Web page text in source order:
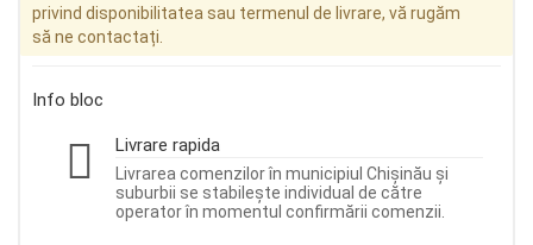
privind disponibilitatea sau termenul de livrare, vă rugăm
să ne contactați.
Info bloc
Livrare rapida
Livrarea comenzilor în municipiul Chișinău și
suburbii se stabilește individual de către
operator în momentul confirmării comenzii.